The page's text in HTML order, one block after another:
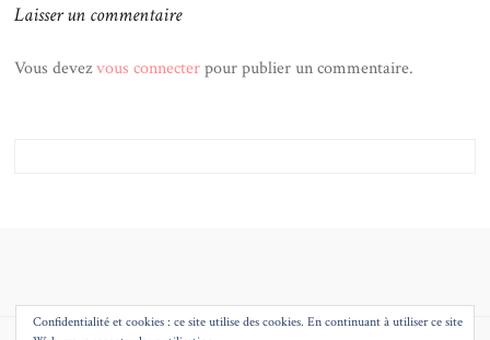
Laisser un commentaire
Vous devezvous connecterpour publier un commentaire.
Confidentialité et cookies : ce site utilise des cookies. En continuant à utiliser ce site